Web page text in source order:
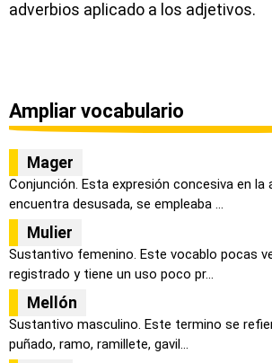
adverbios aplicado a los adjetivos.
Ampliar vocabulario
Mager
Conjunción. Esta expresión concesiva en la
encuentra desusada, se empleaba ...
Mulier
Sustantivo femenino. Este vocablo pocas
registrado y tiene un uso poco pr...
Mellón
Sustantivo masculino. Este termino se
puñado, ramo, ramillete, gavil...